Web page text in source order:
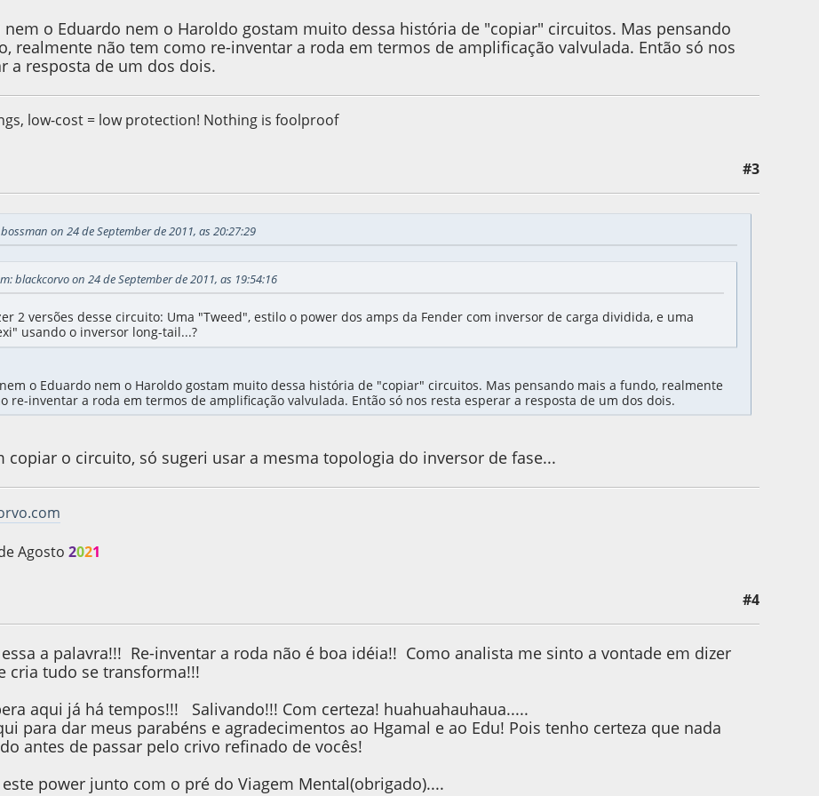
nem o Eduardo nem o Haroldo gostam muito dessa história de "copiar" circuitos. Mas pensando
realmente não tem como re-inventar a roda em termos de amplificação valvulada. Então só nos
a resposta de um dos dois.
low-cost = low protection! Nothing is foolproof
#3
on 24 de September de 2011, as 20:27:29
blackcorvo on 24 de September de 2011, as 19:54:16
2 versões desse circuito: Uma "Tweed", estilo o power dos amps da Fender com inversor de carga dividida, e uma
usando o inversor long-tail...?
o Eduardo nem o Haroldo gostam muito dessa história de "copiar" circuitos. Mas pensando mais a fundo, realmente
re-inventar a roda em termos de amplificação valvulada. Então só nos resta esperar a resposta de um dos dois.
copiar o circuito, só sugeri usar a mesma topologia do inversor de fase...
Agosto2021
#4
a palavra!!! Re-inventar a roda não é boa idéia!! Como analista me sinto a vontade em dizer
cria tudo se transforma!!!
aqui já há tempos!!! Salivando!!! Com certeza! huahuahauhaua.....
para dar meus parabéns e agradecimentos ao Hgamal e ao Edu! Pois tenho certeza que nada
antes de passar pelo crivo refinado de vocês!
power junto com o pré do Viagem Mental(obrigado)....